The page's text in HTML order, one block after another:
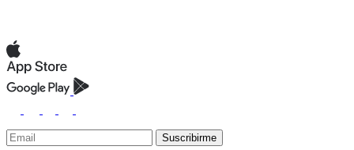
Suscribirme